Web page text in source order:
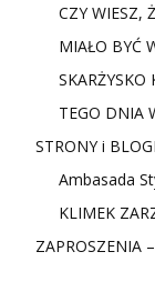
CZY WIESZ,
MIAŁO BYĆ
SKARŻYSKO
TEGO DNIA
STRONY i BLOGI
Ambasada
KLIMEK
ZAPROSZENIA